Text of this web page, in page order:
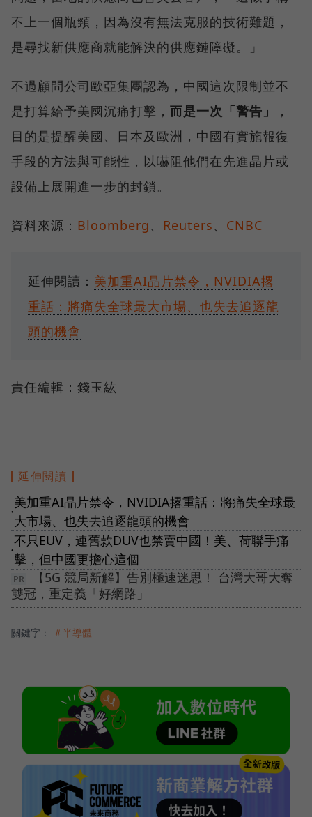
不上一個瓶頸，因為沒有無法克服的技術難題，
是尋找新供應商就能解決的供應鏈障礙。」
不過顧問公司歐亞集團認為，中國這次限制並不
是打算給予美國沉痛打擊， 而是一次「警告」
，
目的是提醒美國、日本及歐洲，中國有實施報復
手段的方法與可能性，以嚇阻他們在先進晶片或
設備上展開進一步的封鎖。
資料來源： Bloomberg、 Reuters、 CNBC
延伸閱讀： 美加重AI晶片禁令，NVIDIA撂
重話：將痛失全球最大市場、也失去追逐龍
頭的機會
責任編輯：錢玉紘
延伸閱讀
●
美加重AI晶片禁令，NVIDIA撂重話：將痛失全球最
大市場、也失去追逐龍頭的機會
●
不只EUV，連舊款DUV也禁賣中國！美、荷聯手痛
擊，但中國更擔心這個
【5G 競局新解】告別極速迷思！ 台灣大哥大奪
雙冠，重定義「好網路」
關鍵字： ＃半導體